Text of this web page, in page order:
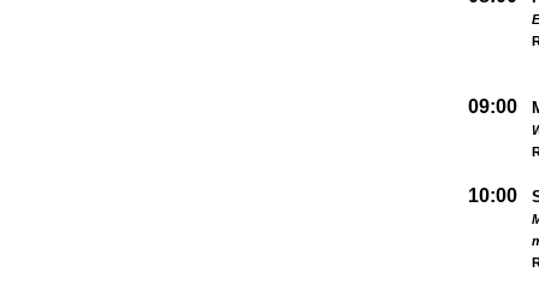
09:00
10:00